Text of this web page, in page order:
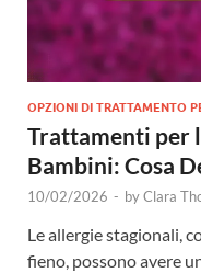
OPZIONI DI TRATTAMENTO
Trattamenti per
Bambini: Cosa
10/02/2026 - byClara
Le allergie stagionali,
fieno, possono avere